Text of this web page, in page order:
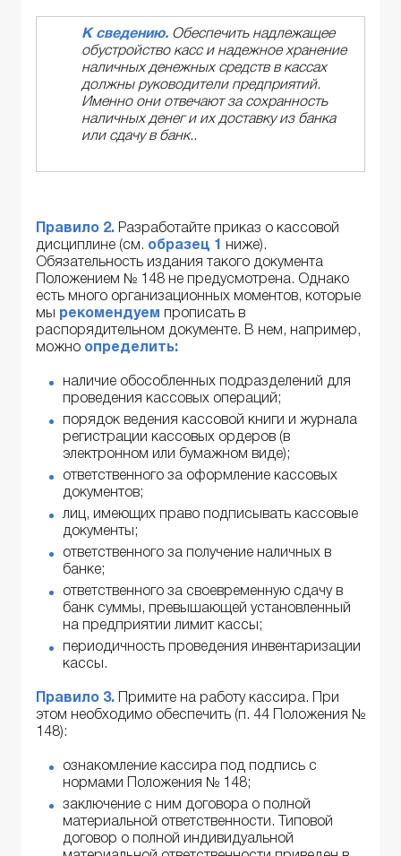
К сведению. Обеспечить надлежащее
обустройство касс и надежное хранение
наличных денежных средств в кассах
должны руководители предприятий.
Именно они отвечают за сохранность
наличных денег и их доставку из банка
или сдачу в банк..
Правило 2. Разработайте приказ о кассовой
дисциплине (см. образец 1
ниже).
Обязательность издания такого документа
Положением № 148 не предусмотрена. Однако
есть много организационных моментов, которые
мы
рекомендуем
прописать в
распорядительном документе. В нем, например,
можно определить:
наличие обособленных подразделений для
проведения кассовых операций;
порядок ведения кассовой книги и журнала
регистрации кассовых ордеров (в
электронном или бумажном виде);
ответственного за оформление кассовых
документов;
лиц, имеющих право подписывать кассовые
документы;
ответственного за получение наличных в
банке;
ответственного за своевременную сдачу в
банк суммы, превышающей установленный
на предприятии лимит кассы;
периодичность проведения инвентаризации
кассы.
Правило 3. Примите на работу кассира. При
этом необходимо обеспечить (п. 44 Положения №
148):
ознакомление кассира под подпись с
нормами Положения № 148;
заключение с ним договора о полной
материальной ответственности. Типовой
договор о полной индивидуальной